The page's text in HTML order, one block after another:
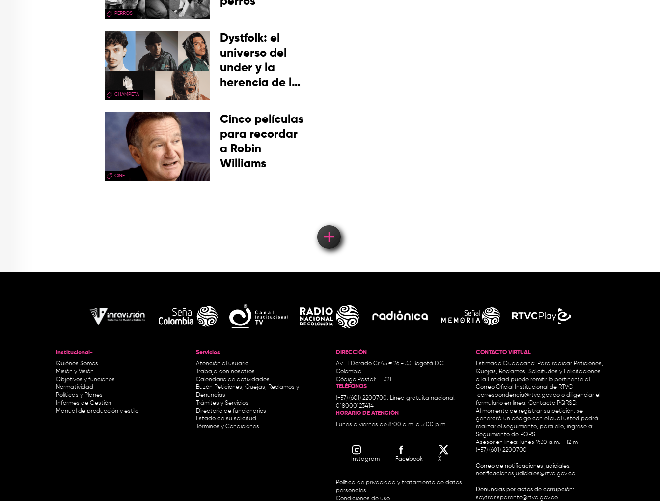
PERROS
CHAMPETA
Dystfolk: el
universo del
under y la
herencia de la
picotera
CINE
Cinco películas
para recordar
a Robin
Williams
Institucional-
Quiénes Somos
Misión y Visión
Objetivos y funciones
Normatividad
Políticas y Planes
Informes de Gestión
Manual de producción y estilo
Servicios
Atención al usuario
Trabaja con nosotros
Calendario de actividades
Buzón Peticiones, Quejas, Reclamos y
Denuncias
Trámites y Servicios
Directorio de funcionarios
Estado de su solicitud
Términos y Condiciones
DIRECCIÓN
Av. El Dorado Cr.45 # 26 - 33 Bogotá D.C.
Colombia.
Código Postal: 111321
TELÉFONOS
(+57) (601) 2200700. Línea gratuita nacional:
018000123414
HORARIO DE ATENCIÓN
Lunes a viernes de 8:00 a.m. a 5:00 p.m.
Instagram Facebook X
Política de privacidad y tratamiento de datos
personales
Condiciones de uso
CONTACTO VIRTUAL
Estimado Ciudadano: Para radicar Peticiones,
Quejas, Reclamos, Solicitudes y Felicitaciones
a la Entidad puede remitir lo pertinente al
Correo Oficial Institucional de RTVC
correspondencia@rtvc.gov.co o diligenciar el
formulario en línea: Contacto PQRSD.
Al momento de registrar su petición, se
generará un código con el cual usted podrá
realizar el seguimiento, para ello, ingrese a:
Seguimiento de PQRS
Asesor en línea: lunes 9:30 a.m. - 12 m.
(+57) (601) 2200700
Correo de notificaciones judiciales:
notificacionesjudiciales@rtvc.gov.co
Denuncias por actos de corrupción:
soytransparente@rtvc.gov.co